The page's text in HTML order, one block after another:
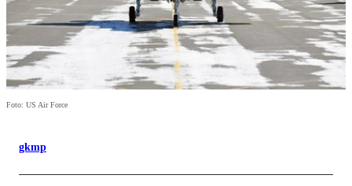
Foto: US Air Force
gkmp